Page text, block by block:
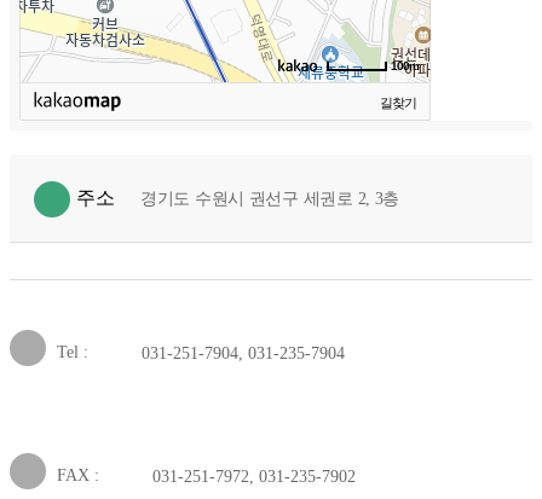
100m
길찾기
주소 경기도 수원시 권선구 세권로 2, 3층
Tel : 031-251-7904, 031-235-7904
FAX : 031-251-7972, 031-235-7902